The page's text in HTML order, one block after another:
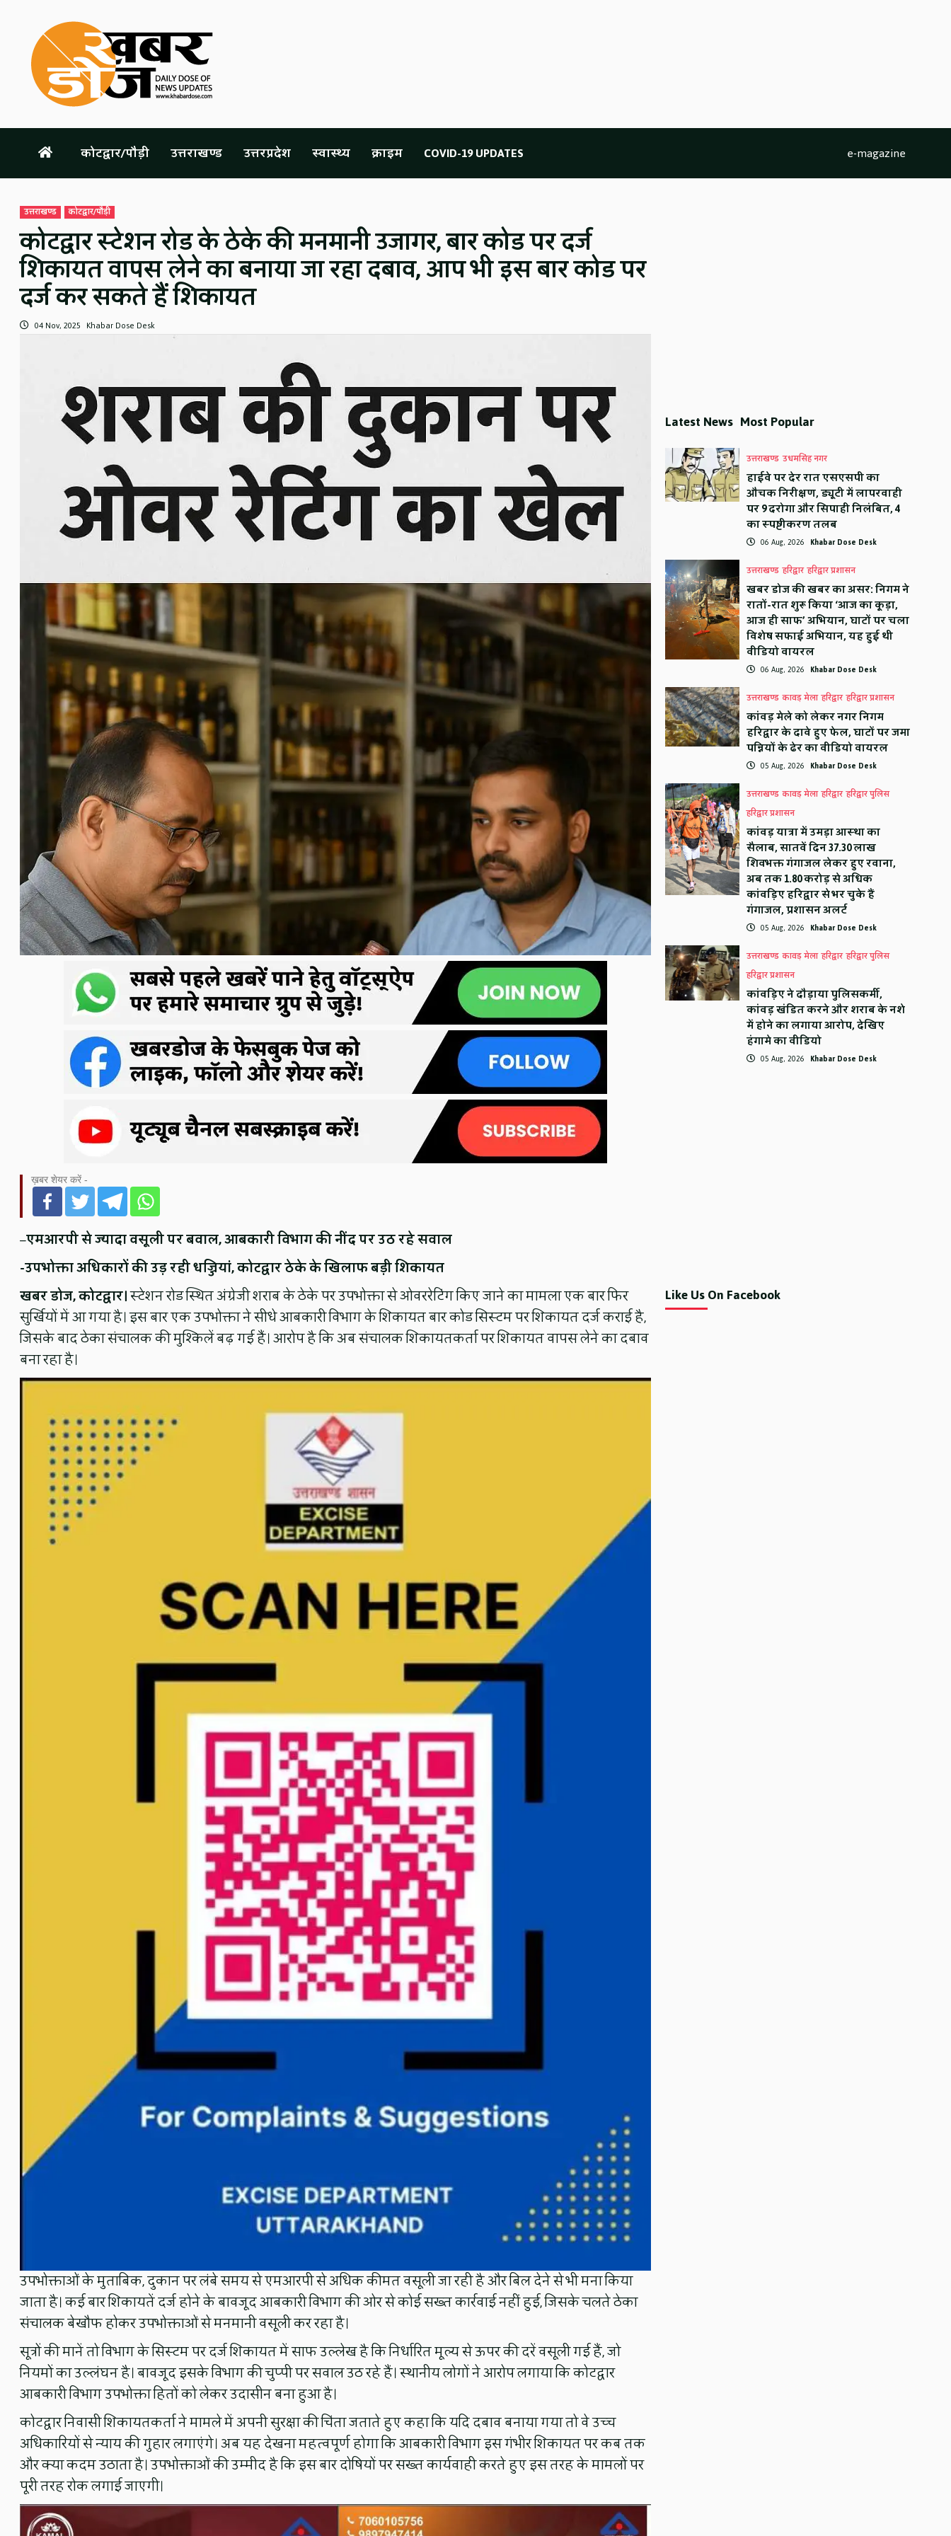
content
कोटद्वार/पौड़ी उत्तराखण्ड उत्तरप्रदेश स्वास्थ्य क्राइम COVID-19 UPDATES e-magazine
उत्तराखण्ड कोटद्वार/पौड़ी
कोटद्वार स्टेशन रोड के ठेके की मनमानी उजागर, बार कोड पर दर्ज
शिकायत वापस लेने का बनाया जा रहा दबाव, आप भी इस बार कोड पर
दर्ज कर सकते हैं शिकायत
04 Nov, 2025 Khabar Dose Desk
ख़बर शेयर करें -
–एमआरपी से ज्यादा वसूली पर बवाल, आबकारी विभाग की नींद पर उठ रहे सवाल
-उपभोक्ता अधिकारों की उड़ रही धज्जियां, कोटद्वार ठेके के खिलाफ बड़ी शिकायत
खबर डोज, कोटद्वार।स्टेशन रोड स्थित अंग्रेजी शराब के ठेके पर उपभोक्ता से ओवररेटिंग किए जाने का मामला एक बार फिर
सुर्खियों में आ गया है। इस बार एक उपभोक्ता ने सीधे आबकारी विभाग के शिकायत बार कोड सिस्टम पर शिकायत दर्ज कराई है,
जिसके बाद ठेका संचालक की मुश्किलें बढ़ गई हैं। आरोप है कि अब संचालक शिकायतकर्ता पर शिकायत वापस लेने का दबाव
बना रहा है।
उपभोक्ताओं के मुताबिक, दुकान पर लंबे समय से एमआरपी से अधिक कीमत वसूली जा रही है और बिल देने से भी मना किया
जाता है। कई बार शिकायतें दर्ज होने के बावजूद आबकारी विभाग की ओर से कोई सख्त कार्रवाई नहीं हुई, जिसके चलते ठेका
संचालक बेखौफ होकर उपभोक्ताओं से मनमानी वसूली कर रहा है।
सूत्रों की मानें तो विभाग के सिस्टम पर दर्ज शिकायत में साफ उल्लेख है कि निर्धारित मूल्य से ऊपर की दरें वसूली गई हैं, जो
नियमों का उल्लंघन है। बावजूद इसके विभाग की चुप्पी पर सवाल उठ रहे हैं। स्थानीय लोगों ने आरोप लगाया कि कोटद्वार
आबकारी विभाग उपभोक्ता हितों को लेकर उदासीन बना हुआ है।
कोटद्वार निवासी शिकायतकर्ता ने मामले में अपनी सुरक्षा की चिंता जताते हुए कहा कि यदि दबाव बनाया गया तो वे उच्च
अधिकारियों से न्याय की गुहार लगाएंगे। अब यह देखना महत्वपूर्ण होगा कि आबकारी विभाग इस गंभीर शिकायत पर कब तक
और क्या कदम उठाता है। उपभोक्ताओं की उम्मीद है कि इस बार दोषियों पर सख्त कार्यवाही करते हुए इस तरह के मामलों पर
पूरी तरह रोक लगाई जाएगी।
Latest News Most Popular
उत्तराखण्ड उधमसिंह नगर
हाईवे पर देर रात एसएसपी का
औचक निरीक्षण, ड्यूटी में लापरवाही
पर 9 दरोगा और सिपाही निलंबित, 4
का स्पष्टीकरण तलब
06 Aug, 2026 Khabar Dose Desk
उत्तराखण्ड हरिद्वार हरिद्वार प्रशासन
खबर डोज की खबर का असर: निगम ने
रातों-रात शुरू किया ‘आज का कूड़ा,
आज ही साफ’ अभियान, घाटों पर चला
विशेष सफाई अभियान, यह हुई थी
वीडियो वायरल
06 Aug, 2026 Khabar Dose Desk
उत्तराखण्ड कावड़ मेला हरिद्वार हरिद्वार प्रशासन
कांवड़ मेले को लेकर नगर निगम
हरिद्वार के दावे हुए फेल, घाटों पर जमा
पन्नियों के ढेर का वीडियो वायरल
05 Aug, 2026 Khabar Dose Desk
उत्तराखण्ड कावड़ मेला हरिद्वार हरिद्वार पुलिस
हरिद्वार प्रशासन
कांवड़ यात्रा में उमड़ा आस्था का
सैलाब, सातवें दिन 37.30 लाख
शिवभक्त गंगाजल लेकर हुए रवाना,
अब तक 1.80 करोड़ से अधिक
कांवड़िए हरिद्वार से भर चुके हैं
गंगाजल, प्रशासन अलर्ट
05 Aug, 2026 Khabar Dose Desk
उत्तराखण्ड कावड़ मेला हरिद्वार हरिद्वार पुलिस
हरिद्वार प्रशासन
कांवड़िए ने दौड़ाया पुलिसकर्मी,
कांवड़ खंडित करने और शराब के नशे
में होने का लगाया आरोप, देखिए
हंगामे का वीडियो
05 Aug, 2026 Khabar Dose Desk
Like Us On Facebook